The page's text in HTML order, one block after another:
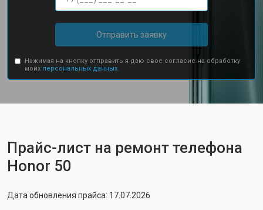
Отправить заявку
Нажимая на кнопку отправить я даю свое согласие на обработку
моих персональных данных.
Прайс-лист на ремонт телефона
Honor 50
Дата обновления прайса: 17.07.2026